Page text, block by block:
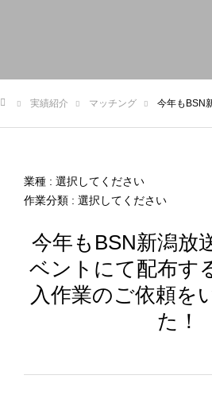
実績紹介 マッチング 今年もBSN
業種 : 選択してください
作業分類 : 選択してください
今年もBSN新潟放
ベントにて配布す
入作業のご依頼を
た！